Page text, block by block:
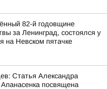
82-й годовщине
за Ленинград, состоялся у
на Невском пятачке
Статья Александра
посвящена